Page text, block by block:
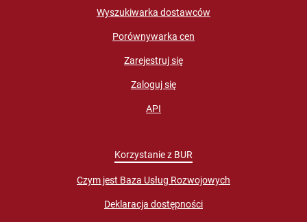
Wyszukiwarka dostawców
Porównywarka cen
Zarejestruj się
Zaloguj się
API
Korzystanie z BUR
Czym jest Baza Usług Rozwojowych
Deklaracja dostępności